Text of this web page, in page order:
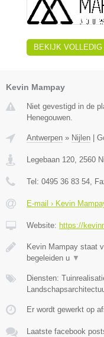
BEKIJK VOLLEDIG
Kevin Mampay
Niet gevestigd in de
Henegouwen.
Antwerpen » Nijlen |
Legebaan 120 2560
Tel: 0495 36 83 54 ,
E-mail › Kevin
Website: https://
Kevin Mampay staat
begeleiden u ▼
Diensten:
Er wordt gewerkt op
Laatste facebook